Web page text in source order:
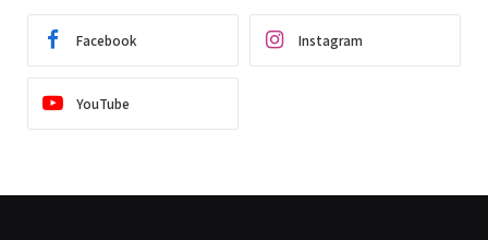
Facebook Instagram
YouTube